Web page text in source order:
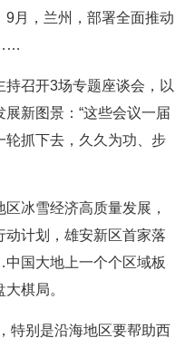
月，兰州，部署全面推动
召开3场专题座谈会，以
新图景：“这些会议一届
轮抓下去，久久为功、步
冰雪经济高质量发展，
计划，雄安新区首家落
国大地上一个个区域板
棋局。
特别是沿海地区要帮助西